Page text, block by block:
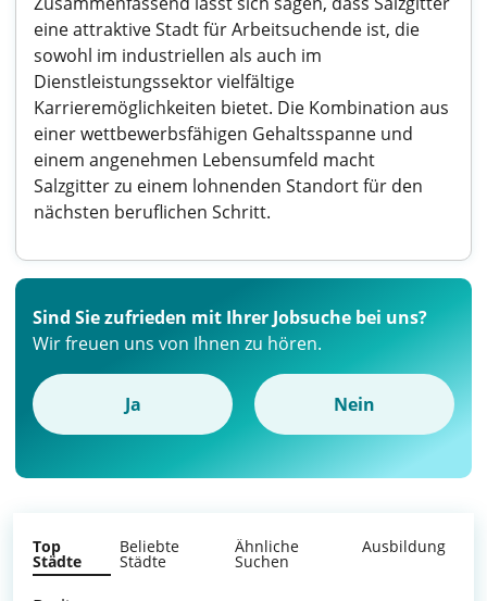
eine attraktive Stadt für Arbeitsuchende ist, die
sowohl im industriellen als auch im
Dienstleistungssektor vielfältige
Karrieremöglichkeiten bietet. Die Kombination aus
einer wettbewerbsfähigen Gehaltsspanne und
einem angenehmen Lebensumfeld macht
Salzgitter zu einem lohnenden Standort für den
nächsten beruflichen Schritt.
Sind Sie zufrieden mit Ihrer Jobsuche bei uns?
Wir freuen uns von Ihnen zu hören.
Ja Nein
Top
Städte
Beliebte
Städte
Ähnliche
Suchen
Ausbildung